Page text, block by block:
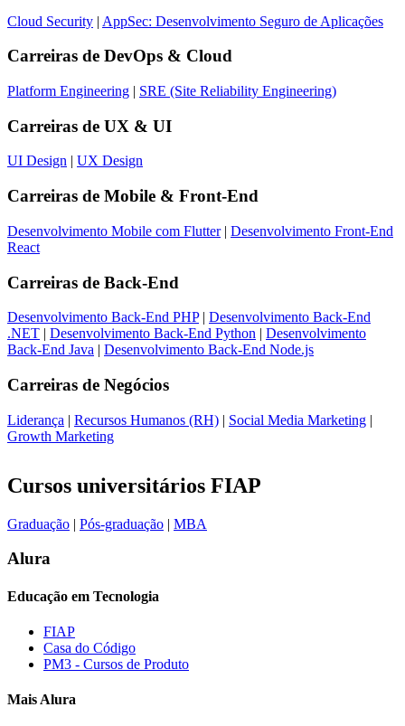
Cloud Security | AppSec: Desenvolvimento Seguro de Aplicações
Carreiras de DevOps & Cloud
Platform Engineering | SRE (Site Reliability Engineering)
Carreiras de UX & UI
UI Design UX Design
Carreiras de Mobile & Front-End
Desenvolvimento Mobile com Flutter| Desenvolvimento Front-End
React
Carreiras de Back-End
Desenvolvimento Back-End PHP| Desenvolvimento Back-End
.NET | Desenvolvimento Back-End Python | Desenvolvimento
Back-End Java | Desenvolvimento Back-End Node.js
Carreiras de Negócios
Liderança | Recursos Humanos (RH) | Social Media Marketing |
Growth Marketing
Cursos universitários FIAP
Graduação | Pós-graduação | MBA
Alura
Educação em Tecnologia
FIAP
Casa do Código
PM3 - Cursos de Produto
Mais Alura